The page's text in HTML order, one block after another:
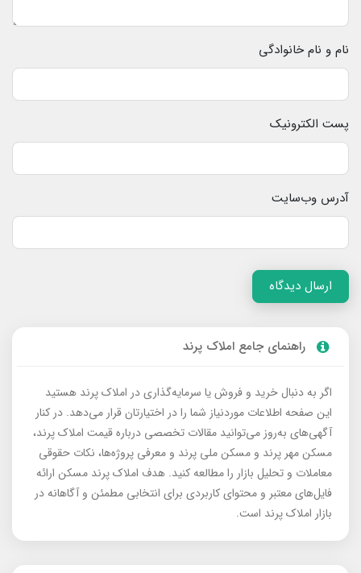
نام و نام خانوادگی
پست الکترونیک
آدرس وب‌سایت
ارسال دیدگاه
راهنمای جامع املاک پرند
اگر به دنبال خرید و فروش یا سرمایه‌گذاری در املاک پرند هستید
این صفحه اطلاعات موردنیاز شما را در اختیارتان قرار می‌دهد. در کنار
آگهی‌های به‌روز می‌توانید مقالات تخصصی درباره قیمت املاک پرند،
مسکن مهر پرند و مسکن ملی پرند و معرفی پروژه‌ها، نکات حقوقی
معاملات و تحلیل بازار را مطالعه کنید. هدف املاک پرند مسکن ارائه
فایل‌های معتبر و محتوای کاربردی برای انتخابی مطمئن و آگاهانه در
بازار املاک پرند است.